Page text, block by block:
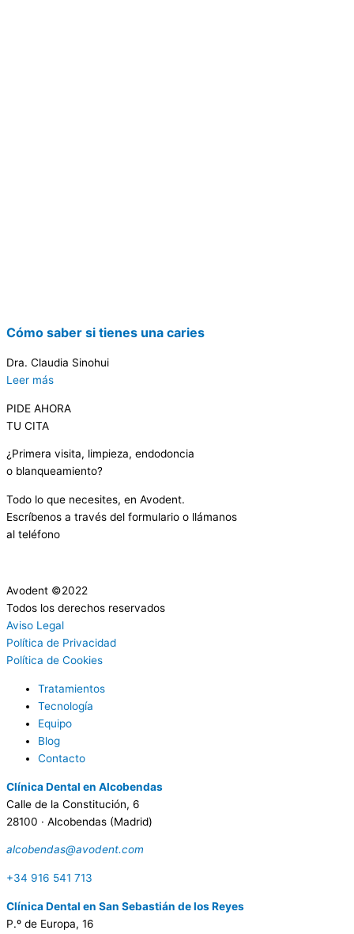
Cómo saber si tienes una caries
Dra. Claudia Sinohui
Leer más
PIDE AHORA
TU CITA
¿Primera visita, limpieza, endodoncia
o blanqueamiento?
Todo lo que necesites, en Avodent.
Escríbenos a través del formulario o llámanos
al teléfono
Avodent ©2022
Todos los derechos reservados
Aviso Legal
Política de Privacidad
Política de Cookies
Tratamientos
Tecnología
Equipo
Blog
Contacto
Clínica Dental en Alcobendas
Calle de la Constitución, 6
28100 · Alcobendas (Madrid)
alcobendas@avodent.com
+34 916 541 713
Clínica Dental en San Sebastián de los Reyes
P.º de Europa, 16